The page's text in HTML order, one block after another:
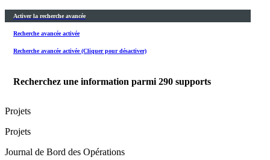
Activer la recherche avancée
Recherche avancée activée
Recherche avancée activée (Cliquer pour désactiver)
Recherchez une information parmi 290 supports
Projets
Projets
Journal de Bord des Opérations